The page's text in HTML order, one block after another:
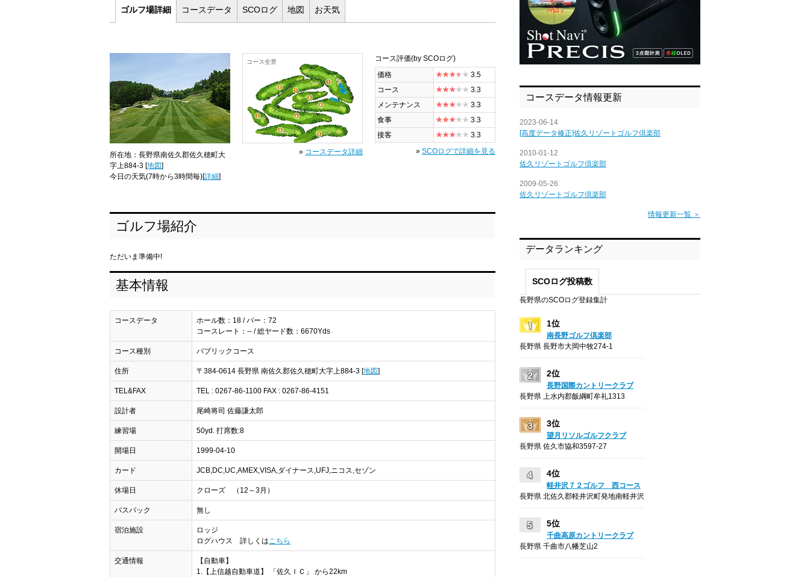
ゴルフ場詳細 コースデータ SCOログ 地図 お天気
所在地：長野県南佐久郡佐久穂町大
字上884-3 [地図]
今日の天気(7時から3時間毎)[詳細]
コース全景
» コースデータ詳細
コース評価(by SCOログ)
価格
3.5
コース
3.3
メンテナンス
3.3
食事
3.3
接客
3.3
» SCOログで詳細を見る
ゴルフ場紹介
ただいま準備中!
基本情報
コースデータ
ホール数：18 / パー：72
コースレート：-- / 総ヤード数：6670Yds
コース種別 パブリックコース
住所 〒384-0614 長野県 南佐久郡佐久穂町大字上884-3 [地図]
TEL&FAX TEL : 0267-86-1100 FAX : 0267-86-4151
設計者 尾崎将司 佐藤謙太郎
練習場 50yd. 打席数:8
開場日 1999-04-10
カード JCB,DC,UC,AMEX,VISA,ダイナース,UFJ,ニコス,セゾン
休場日 クローズ （12～3月）
バスパック 無し
宿泊施設
ロッジ
ログハウス 詳しくは こちら
交通情報
【自動車】
1.【上信越自動車道】 「佐久ＩＣ」 から22km
コースデータ情報更新
2023-06-14
[高度データ修正]佐久リゾートゴルフ倶楽部
2010-01-12
佐久リゾートゴルフ倶楽部
2009-05-26
佐久リゾートゴルフ倶楽部
情報更新一覧 ＞
データランキング
SCOログ投稿数
長野県のSCOログ登録集計
1位
南長野ゴルフ倶楽部
長野県 長野市大岡中牧274-1
2位
長野国際カントリークラブ
長野県 上水内郡飯綱町牟礼1313
3位
望月リソルゴルフクラブ
長野県 佐久市協和3597-27
4位
軽井沢７２ゴルフ 西コース
長野県 北佐久郡軽井沢町発地南軽井沢
5位
千曲高原カントリークラブ
長野県 千曲市八幡芝山2